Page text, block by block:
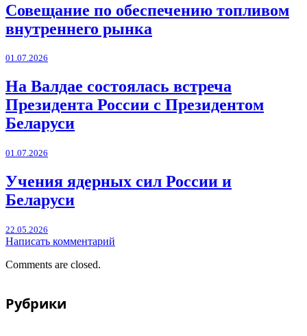
Совещание по обеспечению топливом
внутреннего рынка
01.07.2026
На Валдае состоялась встреча
Президента России с Президентом
Беларуси
01.07.2026
Учения ядерных сил России и
Беларуси
22.05.2026
Написать комментарий
Comments are closed.
Рубрики